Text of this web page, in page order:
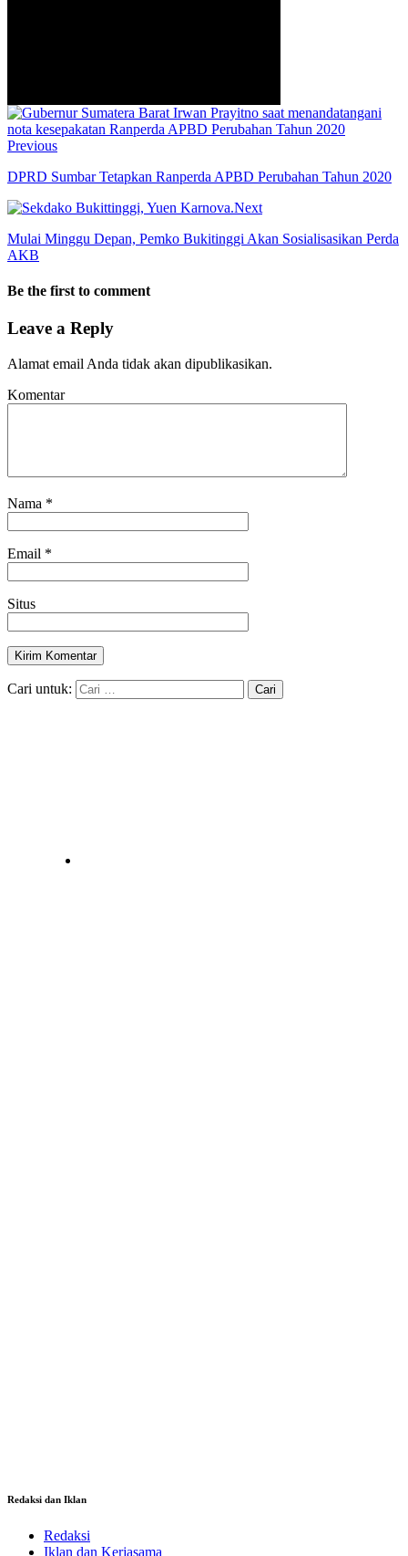
Previous
DPRD Sumbar Tetapkan Ranperda APBD Perubahan Tahun 2020
Next
Mulai Minggu Depan, Pemko Bukitinggi Akan Sosialisasikan Perda
AKB
Be the first to comment
Leave a Reply
Alamat email Anda tidak akan dipublikasikan.
Komentar
Nama *
Email *
Situs
Cari untuk:
Redaksi dan Iklan
Redaksi
Iklan dan Kerjasama